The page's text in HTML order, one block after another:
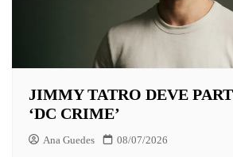
JIMMY TATRO DEVE
‘DC CRIME’
Ana Guedes 08/07/2026